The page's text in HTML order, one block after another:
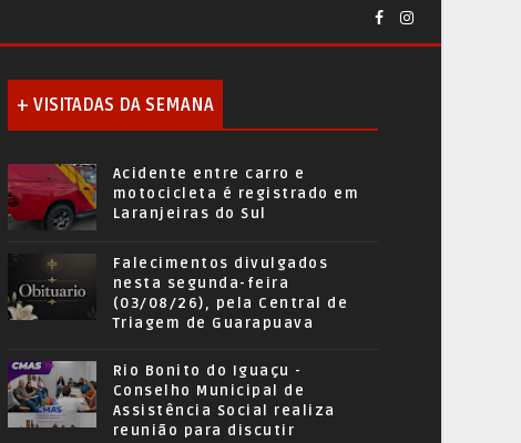
+ VISITADAS DA SEMANA
Acidente entre carro e
motocicleta é registrado em
Laranjeiras do Sul
Falecimentos divulgados
nesta segunda-feira
(03/08/26), pela Central de
Triagem de Guarapuava
Rio Bonito do Iguaçu -
Conselho Municipal de
Assistência Social realiza
reunião para discutir